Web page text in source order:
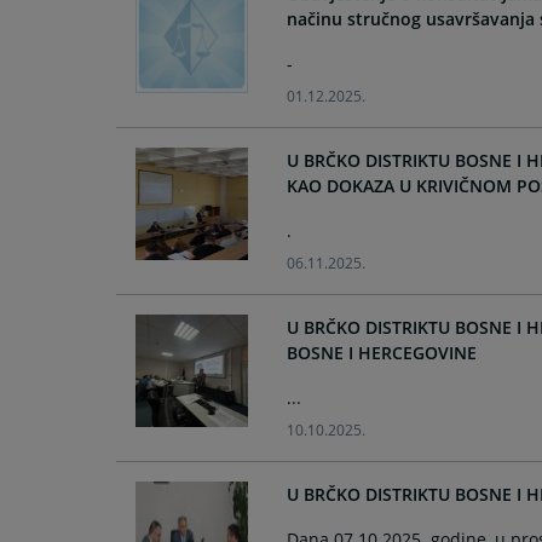
načinu stručnog
-
01.12.2025.
U BRČKO DISTRIKTU BOSNE I
KAO DOKAZA U KRIVIČNOM
.
06.11.2025.
U BRČKO DISTRIKTU BOSNE I
BOSNE I HERCEGOVINE
...
10.10.2025.
U BRČKO DISTRIKTU BOSNE I